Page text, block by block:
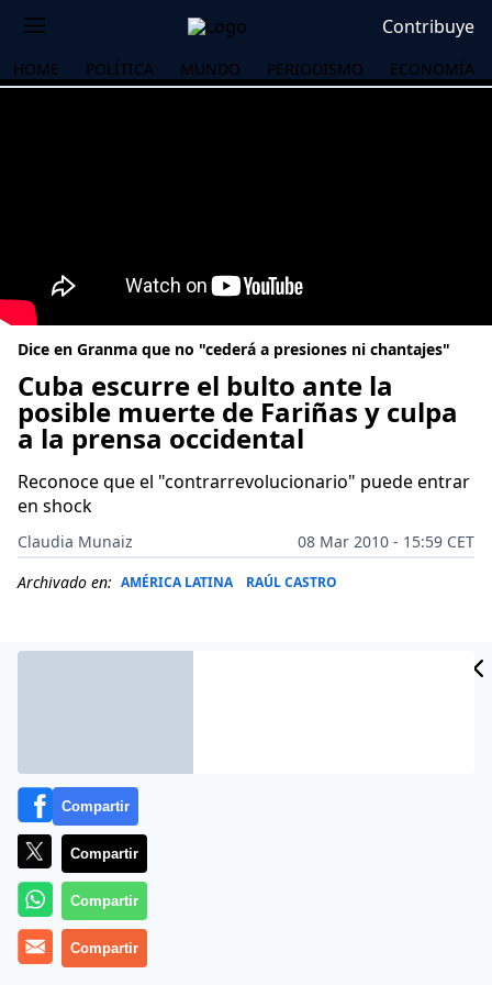
Contribuye
HOME POLÍTICA MUNDO PERIODISMO ECONOMÍA
Dice en Granma que no "cederá a presiones ni chantajes"
Cuba escurre el bulto ante la
posible muerte de Fariñas y culpa
a la prensa occidental
Reconoce que el "contrarrevolucionario" puede entrar
en shock
Claudia Munaiz
08 Mar 2010 - 15:59 CET
Archivado en: AMÉRICA LATINA RAÚL CASTRO
Más información
Compartir
Compartir
Compartir
Compartir